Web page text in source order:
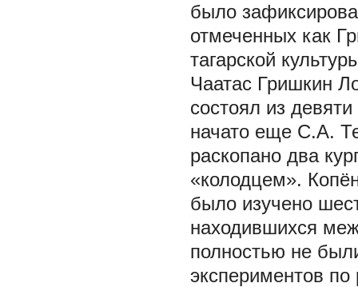
было
отмеченных как
тагарской
Чаатас Гришкин
состоял из
начато еще С.А.
раскопано два
«колодцем».
было изучено
находившихся
полностью не
экспериментов